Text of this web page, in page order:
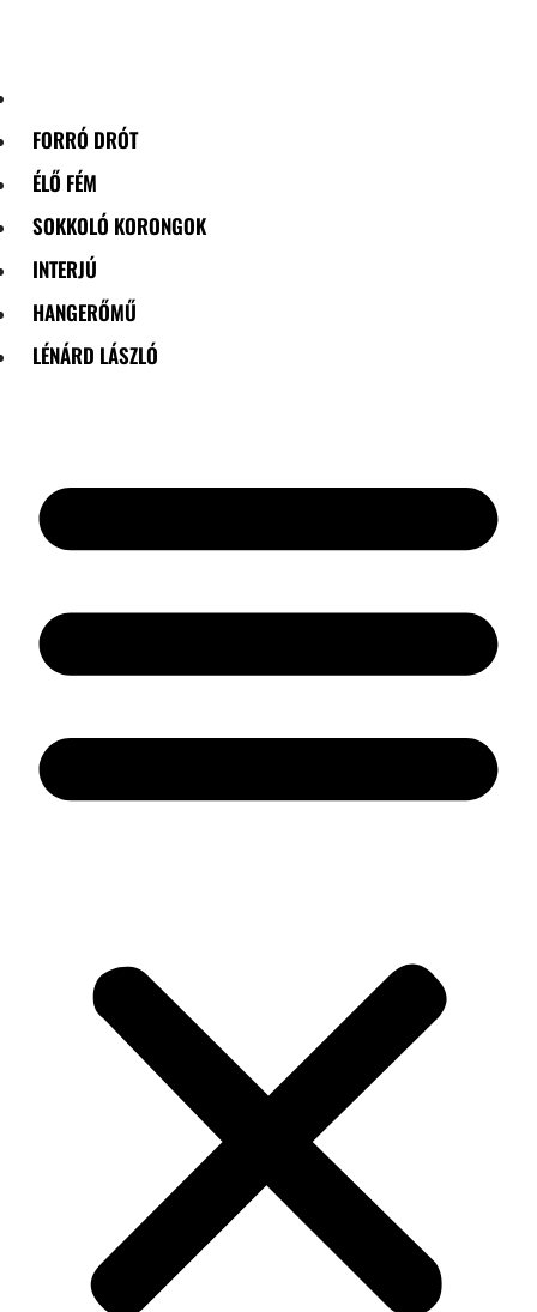
FORRÓ DRÓT
ÉLŐ FÉM
SOKKOLÓ KORONGOK
INTERJÚ
HANGERŐMŰ
LÉNÁRD LÁSZLÓ